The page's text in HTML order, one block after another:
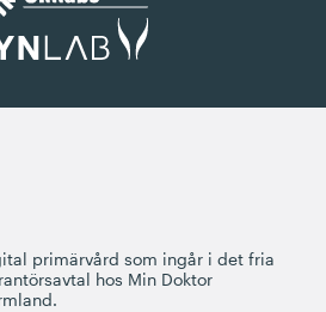
primärvård som ingår i det fria
hos Min Doktor